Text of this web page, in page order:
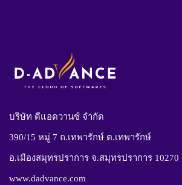
บริษัท ดีแอดวานซ์ จำกัด
390/15 หมู่ 7 ถ.เทพารักษ์ ต.เทพารักษ์
อ.เมืองสมุทรปราการ จ.สมุทรปราการ 10270
www.dadvance.com